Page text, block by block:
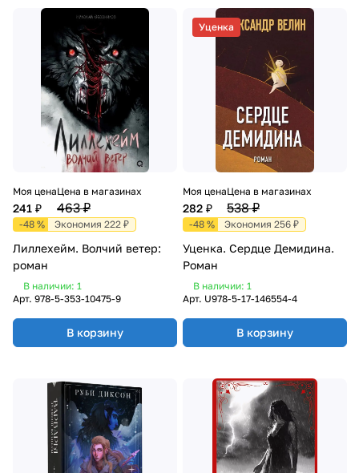
Моя цена
241 ₽
Цена в магазинах
463 ₽
-48 % Экономия 222 ₽
Лиллехейм. Волчий ветер:
роман
В наличии: 1
Арт. 978-5-353-10475-9
В корзину
Уценка
Моя цена
282 ₽
Цена в магазинах
538 ₽
-48 % Экономия 256 ₽
Уценка. Сердце Демидина.
Роман
В наличии: 1
Арт. U978-5-17-146554-4
В корзину